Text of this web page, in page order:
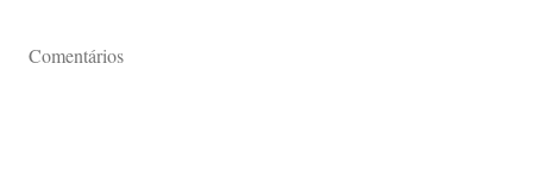
Comentários